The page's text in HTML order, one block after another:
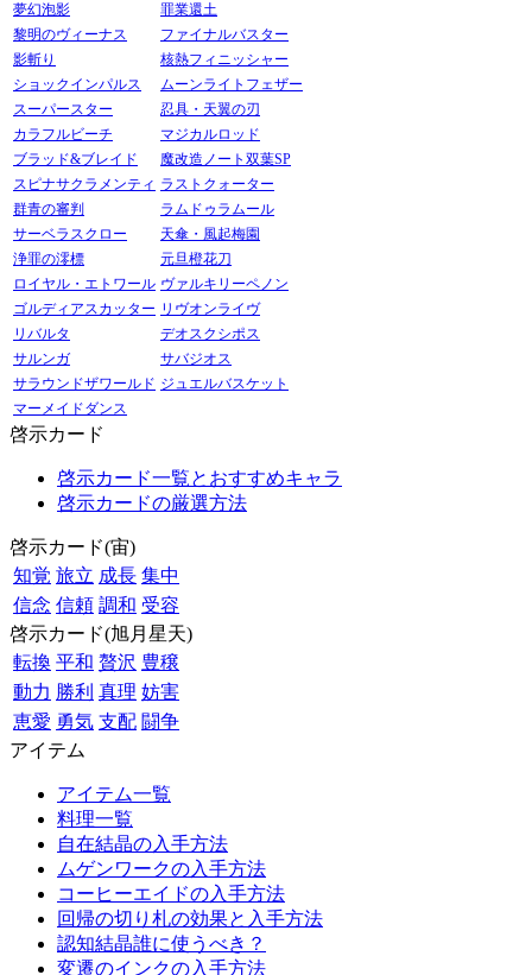
夢幻泡影
罪業還土
黎明のヴィーナス
ファイナルバスター
影斬り
核熱フィニッシャー
ショックインパルス
ムーンライトフェザー
スーパースター
忍具・天翼の刃
カラフルビーチ
マジカルロッド
ブラッド&ブレイド
魔改造ノート双葉SP
スピナサクラメンティ ラストクォーター
群青の審判
ラムドゥラムール
サーベラスクロー
天傘・風起梅園
浄罪の澪標
元旦橙花刀
ロイヤル・エトワール ヴァルキリーペノン
ゴルディアスカッター リヴオンライヴ
リバルタ
デオスクシポス
サルンガ
サバジオス
サラウンドザワールド ジュエルバスケット
マーメイドダンス
啓示カード
啓示カード一覧とおすすめキャラ
啓示カードの厳選方法
啓示カード(宙)
知覚 旅立 成長 集中
信念 信頼 調和 受容
啓示カード(旭月星天)
転換 平和 贅沢 豊穣
動力 勝利 真理 妨害
恵愛 勇気 支配 闘争
アイテム
アイテム一覧
料理一覧
自在結晶の入手方法
ムゲンワークの入手方法
コーヒーエイドの入手方法
回帰の切り札の効果と入手方法
認知結晶誰に使うべき？
変遷のインクの入手方法